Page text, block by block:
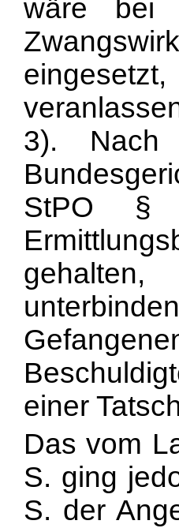
wäre bei
3).
StPO
gehalten,
einer
Das vom
S. ging
S. der